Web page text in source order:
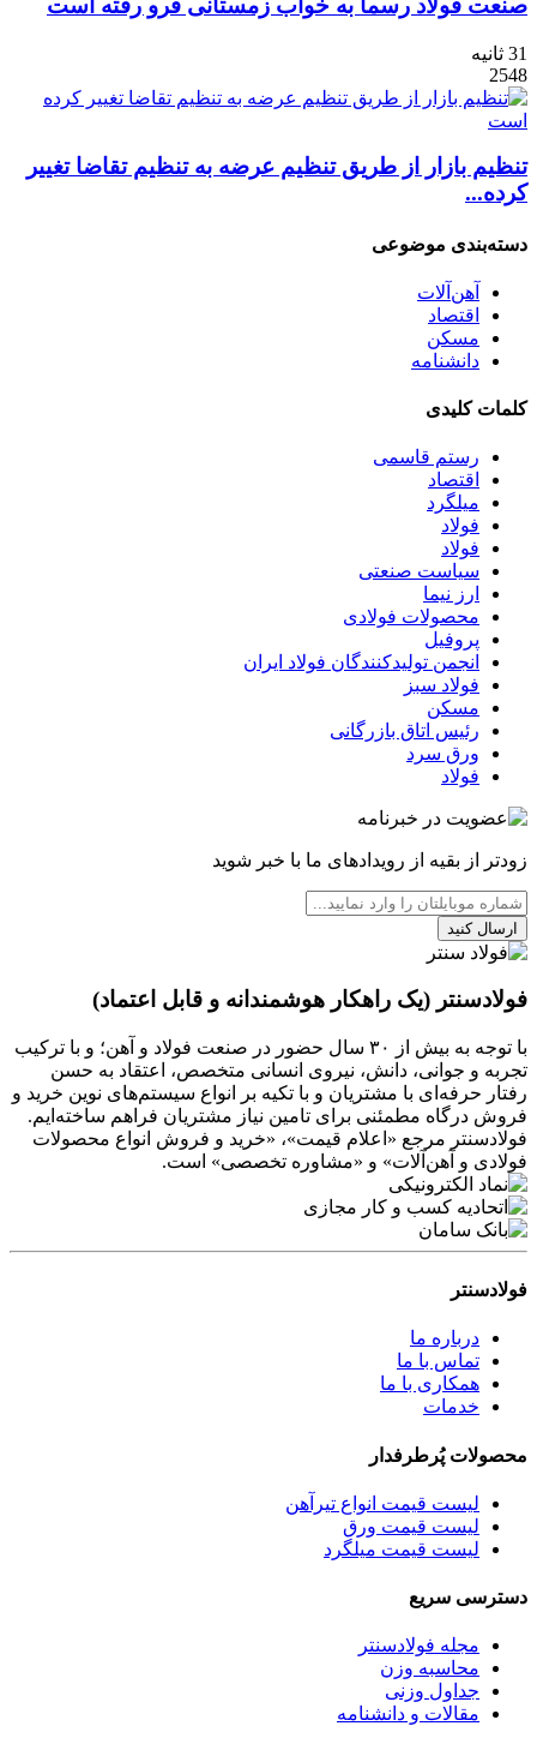
صنعت فولاد رسما به خواب زمستانی فرو رفته است
31 ثانیه
2548
تنظیم بازار از طریق تنظیم عرضه به تنظیم تقاضا تغییر
کرده...
دسته‌بندی موضوعی
آهن‌آلات
اقتصاد
مسکن
دانشنامه
کلمات کلیدی
رستم قاسمی
اقتصاد
میلگرد
فولاد
فولاد
سیاست صنعتی
ارز نیما
محصولات فولادی
پروفیل
انجمن تولیدکنندگان فولاد ایران
فولاد سبز
مسکن
رئیس اتاق بازرگانی
ورق سرد
فولاد
زودتر از بقیه از رویدادهای ما با خبر شوید
ارسال کنید
فولادسنتر (یک راهکار هوشمندانه و قابل اعتماد)
با توجه به بیش از ۳۰ سال حضور در صنعت فولاد و آهن؛ و با ترکیب
تجربه و جوانی، دانش، نیروی انسانی متخصص، اعتقاد به حسن
رفتار حرفه‌ای با مشتریان و با تکیه بر انواع سیستم‌های نوین خرید و
فروش درگاه مطمئنی برای تامین نیاز مشتریان فراهم ساخته‌ایم.
فولادسنتر مرجع «اعلام قیمت»، «خرید و فروش انواع محصولات
فولادی و آهن‌آلات» و «مشاوره تخصصی» است.
فولادسنتر
درباره ما
تماس با ما
همکاری با ما
خدمات
محصولات پُرطرفدار
لیست قیمت انواع تیرآهن
لیست قیمت ورق
لیست قیمت میلگرد
دسترسی سریع
مجله فولادسنتر
محاسبه وزن
جداول وزنی
مقالات و دانشنامه